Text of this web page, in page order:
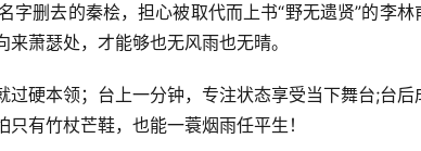
删去的秦桧，担心被取代而上书“野无遗贤”的李林
萧瑟处，才能够也无风雨也无晴。
硬本领；台上一分钟，专注状态享受当下舞台;台后
有竹杖芒鞋，也能一蓑烟雨任平生！